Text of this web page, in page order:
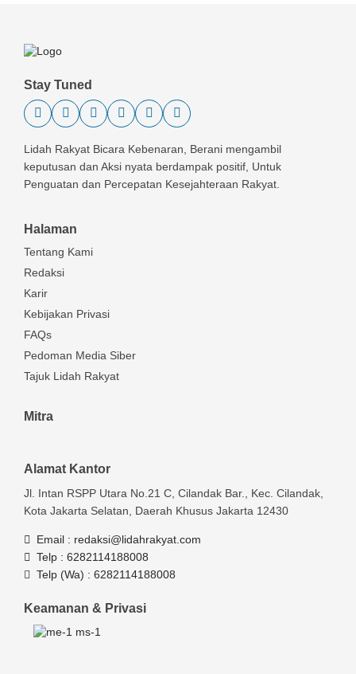
Stay Tuned
Lidah Rakyat Bicara Kebenaran, Berani mengambil
keputusan dan Aksi nyata berdampak positif, Untuk
Penguatan dan Percepatan Kesejahteraan Rakyat.
Halaman
Tentang Kami
Redaksi
Karir
Kebijakan Privasi
FAQs
Pedoman Media Siber
Tajuk Lidah Rakyat
Mitra
Alamat Kantor
Jl. Intan RSPP Utara No.21 C, Cilandak Bar., Kec. Cilandak,
Kota Jakarta Selatan, Daerah Khusus Jakarta 12430
Email : redaksi@lidahrakyat.com
Telp : 6282114188008
Telp (Wa) : 6282114188008
Keamanan & Privasi